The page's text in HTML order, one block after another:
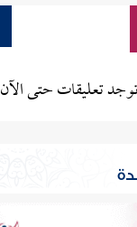
تعليقات حتى الآن